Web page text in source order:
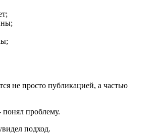
не просто публикацией, а частью
понял проблему.
подход.